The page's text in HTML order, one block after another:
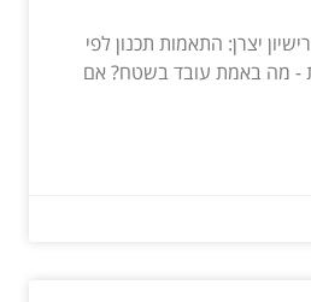
יצרן: התאמות תכנון לפי
- מה באמת עובד בשטח? אם